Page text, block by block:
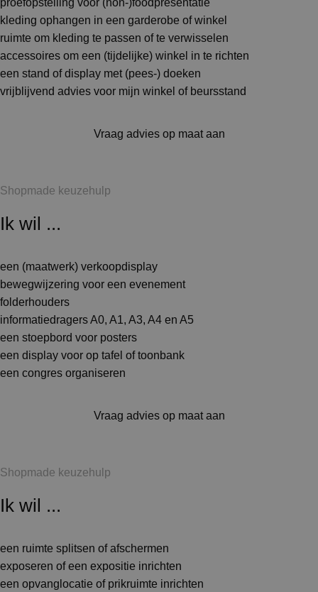
kleding ophangen in een garderobe of winkel
ruimte om kleding te passen of te verwisselen
accessoires om een (tijdelijke) winkel in te richten
een stand of display met (pees-) doeken
vrijblijvend advies voor mijn winkel of beursstand
Vraag advies op maat aan
Shopmade keuzehulp
Ik wil ...
een (maatwerk) verkoopdisplay
bewegwijzering voor een evenement
folderhouders
informatiedragers A0, A1, A3, A4 en A5
een stoepbord voor posters
een display voor op tafel of toonbank
een congres organiseren
Vraag advies op maat aan
Shopmade keuzehulp
Ik wil ...
een ruimte splitsen of afschermen
exposeren of een expositie inrichten
een opvanglocatie of prikruimte inrichten